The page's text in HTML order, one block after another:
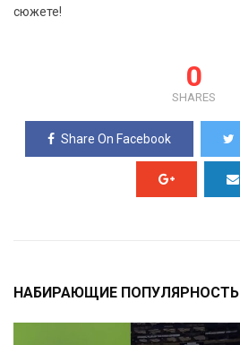
сюжете!
0
SHARES
Share On Facebook
НАБИРАЮЩИЕ ПОПУЛЯРНОСТЬ